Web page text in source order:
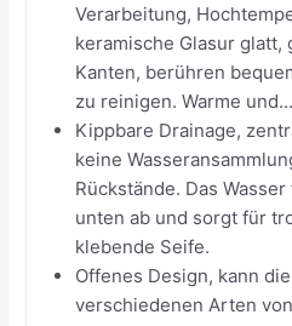
Verarbeitung,
keramische Glasur glatt,
Kanten, berühren
zu reinigen. Warme und...
Kippbare Drainage,
keine
Rückstände. Das
unten ab und sorgt für
klebende Seife.
Offenes Design, kann
verschiedenen Arten